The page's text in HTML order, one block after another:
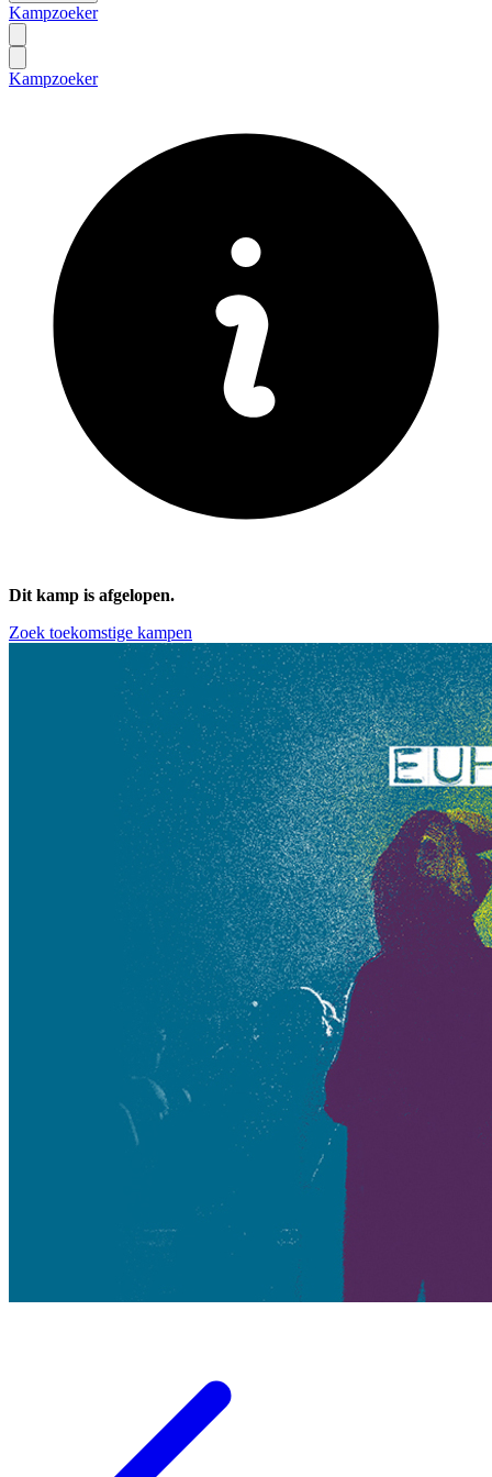
Kampzoeker
Kampzoeker
Dit kamp is afgelopen.
Zoek toekomstige kampen